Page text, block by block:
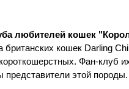
любителей кошек
кошек Darling
Фан-клуб
представители этой породы.